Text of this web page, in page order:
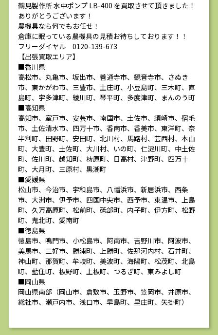
鶴見製作所 水中ポンプ LB-400 を買取させて頂きました！
ありがとうございます！
農機具なら何でもお任せ！
倉庫に眠っている農機具の見積お待ちしております！！
フリーダイヤル 0120-139-673
【出張買取エリア】
■香川県
高松市、丸亀市、坂出市、善通寺市、観音寺市、さぬき
市、東かがわ市、三豊市、土庄町、小豆島町、三木町、直
島町、宇多津町、綾川町、琴平町、多度津町、まんのう町
■高知県
高知市、室戸市、安芸市、南国市、土佐市、須崎市、宿毛
市、土佐清水市、四万十市、香南市、香美市、東洋町、奈
半利町、田野町、安田町、北川村、馬路村、芸西村、本山
町、大豊町、土佐町、大川村、いの町、仁淀川町、中土佐
町、佐川町、越知町、梼原町、日高村、津野町、四万十
町、大月町、三原村、黒潮町
■愛媛県
松山市、今治市、宇和島市、八幡浜市、新居浜市、西条
市、大洲市、伊予市、四国中央市、西予市、東温市、上島
町、久万高原町、松前町、砥部町、内子町、伊方町、松野
町、鬼北町、愛南町
■徳島県
徳島市、鳴門市、小松島市、阿南市、吉野川市、阿波市、
美馬市、三好市、勝浦町、上勝町、佐那河内村、石井町、
神山町、那賀町、牟岐町、美波町、海陽町、松茂町、北島
町、藍住町、板野町、上板町、つるぎ町、東みよし町
■岡山県
岡山県南部（岡山市、倉敷市、玉野市、笠岡市、井原市、
総社市、瀬戸内市、浅口市、早島町、里庄町、矢掛町）